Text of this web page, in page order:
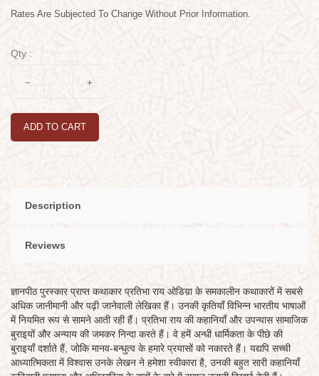
Rates Are Subjected To Change Without Prior Information.
Qty :
ADD TO CART
Description
Reviews
ज्ञानपीठ पुरस्कार प्राप्त कथाकार प्रतिभा राय ओडिय़ा के समकालीन कथाकारों में सबसे
अधिक जानीमानी और पढ़ी जानेवाली लेखिका हैं। उनकी कृतियाँ विभिन्न भारतीय भाषाओं
में नियमित रूप से सामने आती रही हैं। प्रतिभा राय की कहानियाँ और उपन्यास सामाजिक
बुराइयों और अन्याय की जमकर निन्दा करते हैं। वे हमें अन्धी धार्मिकता के पीछे की
बुराइयाँ दर्शाते हैं, जोकि मानव-बन्धुत्व के हमारे प्रयासों को नकारते हैं। यद्यपि सच्ची
आध्यात्मिकता में विश्वास उनके लेखन ने हमेशा स्वीकारा है, उनकी बहुत सारी कहानियाँ